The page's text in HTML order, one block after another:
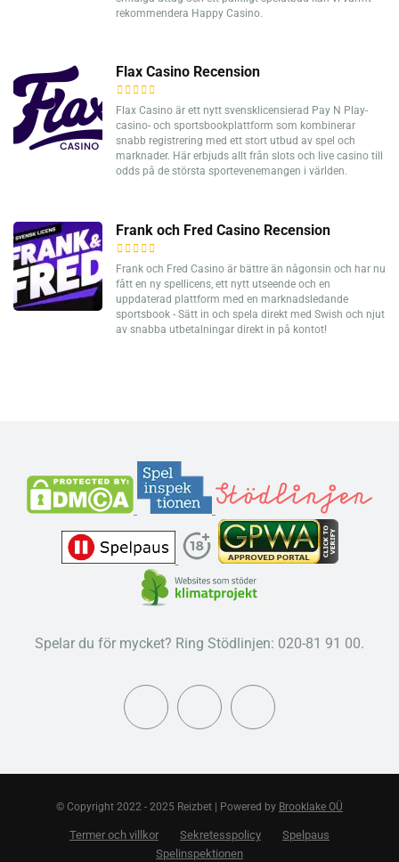
rekommendera Happy Casino.
Flax Casino Recension
Flax Casino är ett nytt svensklicensierad Pay N Play-
casino- och sportsbookplattform som kombinerar
snabb registrering med ett stort utbud av spel och
marknader. Här erbjuds allt från slots och live casino till
odds på de största sportevenemangen i världen.
Frank och Fred Casino Recension
Frank och Fred Casino är bättre än någonsin och har nu
fått en ny spellicens, ett nytt utseende och en
uppdaterad plattform med en marknadsledande
sportsbook - Sätt in och spela direkt med Swish och njut
av snabba utbetalningar direkt in på kontot!
Spelar du för mycket? Ring Stödlinjen: 020-81 91 00.
© Copyright 2022 - 2025 Reizbet | Powered by Brooklake OÜ
Termer och villkor Sekretesspolicy
Spelpaus
Spelinspektionen